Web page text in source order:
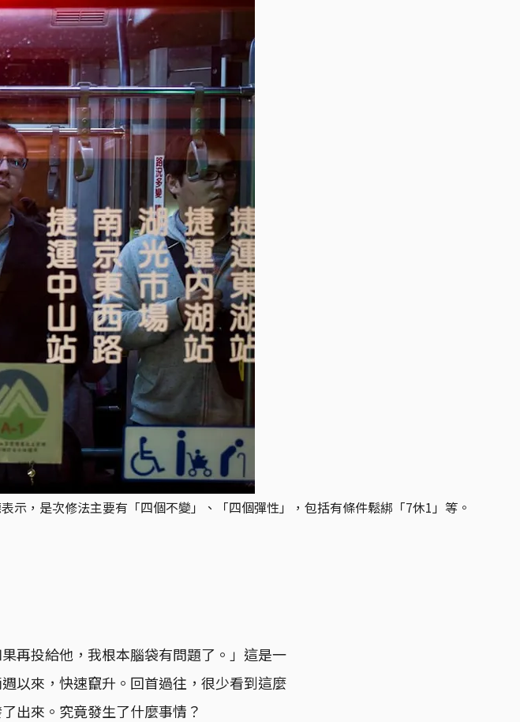
，是次修法主要有「四個不變」、「四個彈性」，包括有條件鬆綁「7休1」等。
再投給他，我根本腦袋有問題了。」這是一
以來，快速竄升。回首過往，很少看到這麼
出來。究竟發生了什麼事情？